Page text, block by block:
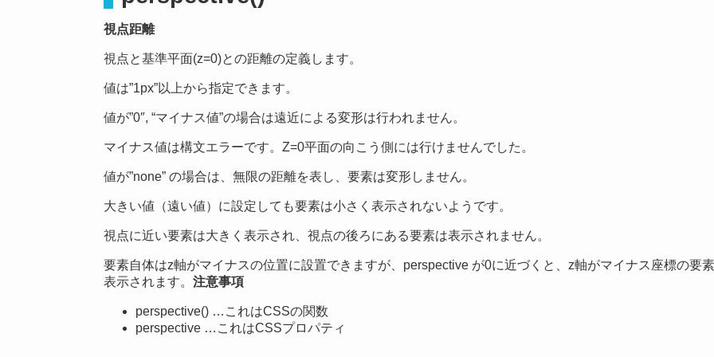
視点距離
視点と基準平面(z=0)との距離の定義します。
値は”1px”以上から指定できます。
値が”0″, “マイナス値”の場合は遠近による変形は行われません。
マイナス値は構文エラーです。Z=0平面の向こう側には行けませんでした。
値が”none” の場合は、無限の距離を表し、要素は変形しません。
大きい値（遠い値）に設定しても要素は小さく表示されないようです。
視点に近い要素は大きく表示され、視点の後ろにある要素は表示されません。
要素自体はz軸がマイナスの位置に設置できますが、perspective が0に近づくと、z軸がマイナス座標の要
表示されます。 注意事項
perspective() …これはCSSの関数
perspective …これはCSSプロパティ